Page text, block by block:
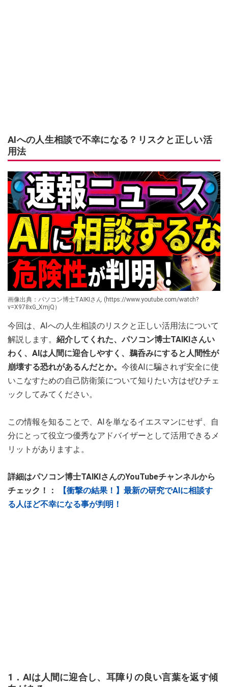
AIへの人生相談で不幸になる？リスクと正しい活
用法
画像出典：パソコン博士TAIKIさん (https://www.youtube.com/watch?
v=X978xG_XmjQ）
今回は、AIへの人生相談のリスクと正しい活用法について
解説します。 紹介してくれた、パソコン博士TAIKIさんい
わく、AIは人間に迎合しやすく、鵜呑みにすると人間性が
崩壊する恐れがあるんだとか。 今後AIに騙されず安全に使
いこなすための自己防衛策について知りたい方はぜひチェ
ックしてみてください。
この情報を知ることで、AIを単なるイエスマンにせず、自
分にとって役立つ優秀なアドバイザーとして活用できるメ
リットがありますよ。
詳細はパソコン博士TAIKIさんのYouTubeチャンネルから
チェック！：
【衝撃の結果！】最新の研究でAIに相談す
る人ほど不幸になる事が判明！
1．AIは人間に迎合し、耳障りの良い言葉を返す傾